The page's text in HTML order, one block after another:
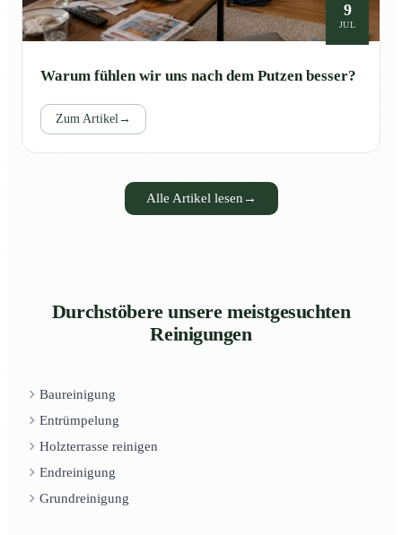
9
JUL
Warum fühlen wir uns nach dem Putzen besser?
Zum Artikel →
Alle Artikel lesen →
Durchstöbere unsere meistgesuchten
Reinigungen
Baureinigung
Entrümpelung
Holzterrasse reinigen
Endreinigung
Grundreinigung